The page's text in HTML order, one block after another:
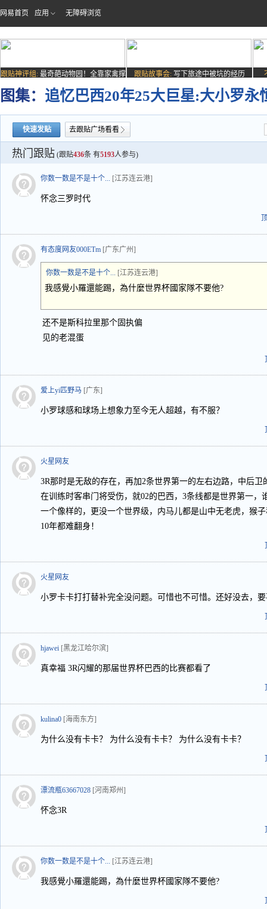
网易首页 应用 无障碍浏览
跟贴神评组: 最奇葩动物园！全靠家禽撑
场子
跟贴故事会: 写下旅途中被坑的经历
图集： 追忆巴西20年25大巨星:大小罗永
快速发贴 去跟贴广场看看
热门跟贴 (跟贴436条 有5193人参与)
你数一数是不是十个... [江苏连云港]
怀念三罗时代
有态度网友000ETm [广东广州]
你数一数是不是十个... [江苏连云港]
我感覺小羅還能踢，為什麼世界杯國家隊不要他?
还不是斯科拉里那个固执偏
见的老混蛋
爱上yi匹野马 [广东]
小罗球感和球场上想象力至今无人超越，有不服？
火星网友
3R那时是无敌的存在，再加2条世界第一的左右边路，中后
在训练时客串门将受伤，就02的巴西，3条线都是世界第一，
一个像样的，更没一个世界级，内马儿都是山中无老虎，猴
10年都难翻身！
火星网友
小罗卡卡打打替补完全没问题。可惜也不可惜。还好没去，
hjawei [黑龙江哈尔滨]
真幸福 3R闪耀的那届世界杯巴西的比赛都看了
kulina0 [海南东方]
为什么没有卡卡？ 为什么没有卡卡？ 为什么没有卡卡？
漂流瓶63667028 [河南郑州]
怀念3R
你数一数是不是十个... [江苏连云港]
我感覺小羅還能踢，為什麼世界杯國家隊不要他?